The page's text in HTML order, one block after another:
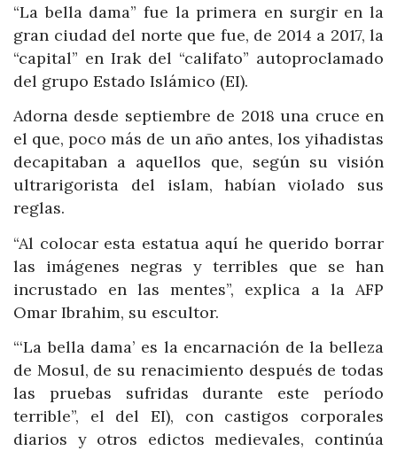
“La bella dama” fue la primera en surgir en la
gran ciudad del norte que fue, de 2014 a 2017, la
“capital” en Irak del “califato” autoproclamado
del grupo Estado Islámico (EI).
Adorna desde septiembre de 2018 una cruce en
el que, poco más de un año antes, los yihadistas
decapitaban a aquellos que, según su visión
ultrarigorista del islam, habían violado sus
reglas.
“Al colocar esta estatua aquí he querido borrar
las imágenes negras y terribles que se han
incrustado en las mentes”, explica a la AFP
Omar Ibrahim, su escultor.
“‘La bella dama’ es la encarnación de la belleza
de Mosul, de su renacimiento después de todas
las pruebas sufridas durante este período
terrible”, el del EI), con castigos corporales
diarios y otros edictos medievales, continúa